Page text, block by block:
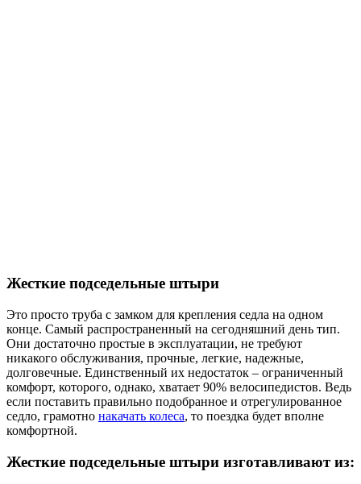
Жесткие подседельные штыри
Это просто труба с замком для крепления седла на одном
конце. Самый распространенный на сегодняшний день тип.
Они достаточно простые в эксплуатации, не требуют
никакого обслуживания, прочные, легкие, надежные,
долговечные. Единственный их недостаток – ограниченный
комфорт, которого, однако, хватает 90% велосипедистов. Ведь
если поставить правильно подобранное и отрегулированное
седло, грамотно накачать колеса, то поездка будет вполне
комфортной.
Жесткие подседельные штыри изготавливают из: